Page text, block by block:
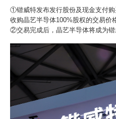
①锴威特发布发行股份及现金支付购
收购晶艺半导体100%股权的交易价
②交易完成后，晶艺半导体将成为